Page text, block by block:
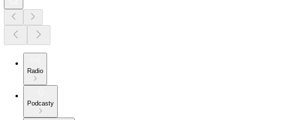
Radio
Podcasty